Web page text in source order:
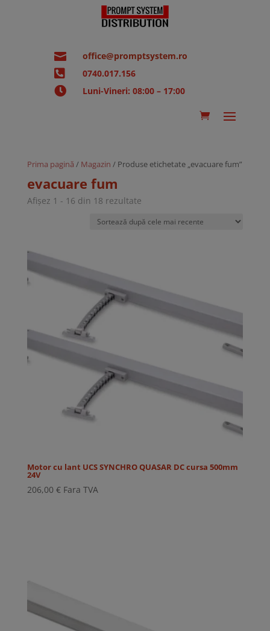
 office@promptsystem.ro
 0740.017.156
 Luni-Vineri: 08:00 – 17:00
Prima pagină / Magazin / Produse etichetate „evacuare fum”
evacuare fum
Afișez 1 - 16 din 18 rezultateSortat
cele
mai
Motor cu lant UCS SYNCHRO QUASAR DC cursa 500mm
24V
206,00 € Fara TVA